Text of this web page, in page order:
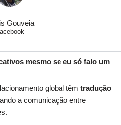
Gouveia
mesmo se eu só falo um
global têm tradução
a comunicação entre